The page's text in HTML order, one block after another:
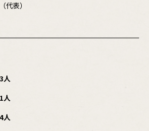
（代表）
人
人
人